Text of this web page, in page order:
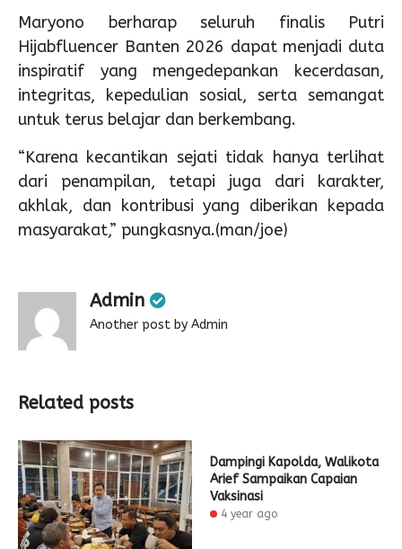
Maryono berharap seluruh finalis Putri
Hijabfluencer Banten 2026 dapat menjadi duta
inspiratif yang mengedepankan kecerdasan,
integritas, kepedulian sosial, serta semangat
untuk terus belajar dan berkembang.
“Karena kecantikan sejati tidak hanya terlihat
dari penampilan, tetapi juga dari karakter,
akhlak, dan kontribusi yang diberikan kepada
masyarakat,” pungkasnya.(man/joe)
Admin
Another post by Admin
Related posts
Dampingi Kapolda, Walikota
Arief Sampaikan Capaian
Vaksinasi
4 year ago